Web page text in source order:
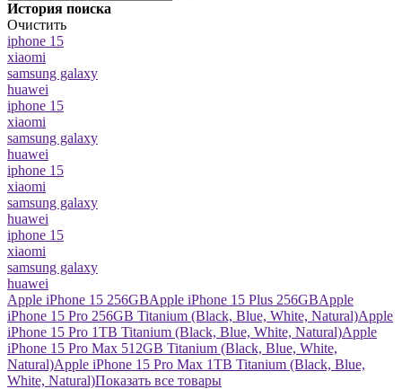
История поиска
Очистить
iphone 15
xiaomi
samsung galaxy
huawei
iphone 15
xiaomi
samsung galaxy
huawei
iphone 15
xiaomi
samsung galaxy
huawei
iphone 15
xiaomi
samsung galaxy
huawei
Apple iPhone 15 256GBApple iPhone 15 Plus 256GBApple
iPhone 15 Pro 256GB Titanium (Black, Blue, White, Natural)Apple
iPhone 15 Pro 1TB Titanium (Black, Blue, White, Natural)Apple
iPhone 15 Pro Max 512GB Titanium (Black, Blue, White,
Natural)Apple iPhone 15 Pro Max 1TB Titanium (Black, Blue,
White, Natural)Показать все товары